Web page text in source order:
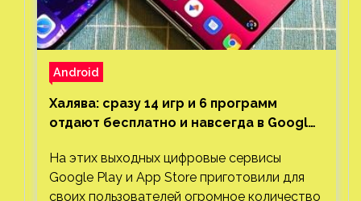
Android
Халява: сразу 14 игр и 6 программ
отдают бесплатно и навсегда в Google
загрузок
На этих выходных цифровые сервисы
Google Play и App Store приготовили для
своих пользователей огромное количество